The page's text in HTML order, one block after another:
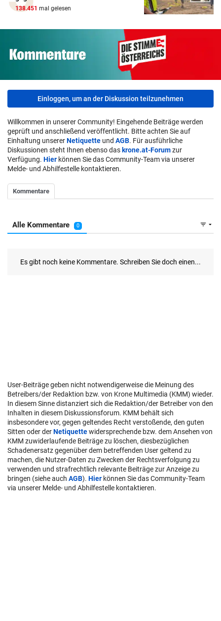
138.451 mal gelesen
Einloggen, um an der Diskussion teilzunehmen
Willkommen in unserer Community! Eingehende Beiträge werden
geprüft und anschließend veröffentlicht. Bitte achten Sie auf
Einhaltung unsererNetiquette und AGB. Für ausführliche
Diskussionen steht Ihnen ebenso das krone.at-Forumzur
Verfügung. Hier können Sie das Community-Team via unserer
Melde- und Abhilfestelle kontaktieren.
User-Beiträge geben nicht notwendigerweise die Meinung des
Betreibers/der Redaktion bzw. von Krone Multimedia (KMM) wieder.
In diesem Sinne distanziert sich die Redaktion/der Betreiber von den
Inhalten in diesem Diskussionsforum. KMM behält sich
insbesondere vor, gegen geltendes Recht verstoßende, den guten
Sitten oder derNetiquettewidersprechende bzw. dem Ansehen von
KMM zuwiderlaufende Beiträge zu löschen, diesbezüglichen
Schadenersatz gegenüber dem betreffenden User geltend zu
machen, die Nutzer-Daten zu Zwecken der Rechtsverfolgung zu
verwenden und strafrechtlich relevante Beiträge zur Anzeige zu
bringen (siehe auch AGB). Hier können Sie das Community-Team
via unserer Melde- und Abhilfestelle kontaktieren.